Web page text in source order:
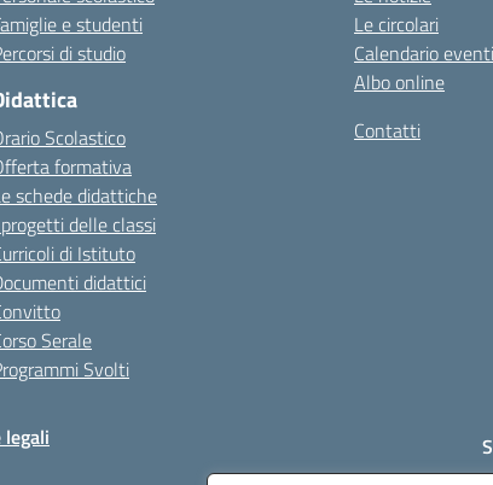
e studenti
di studio
Scolastico
formativa
schede didattiche
delle classi
di Istituto
didattici
Serale
Svolti
Le circolari
Calendario eventi
Albo online
Contatti
legali